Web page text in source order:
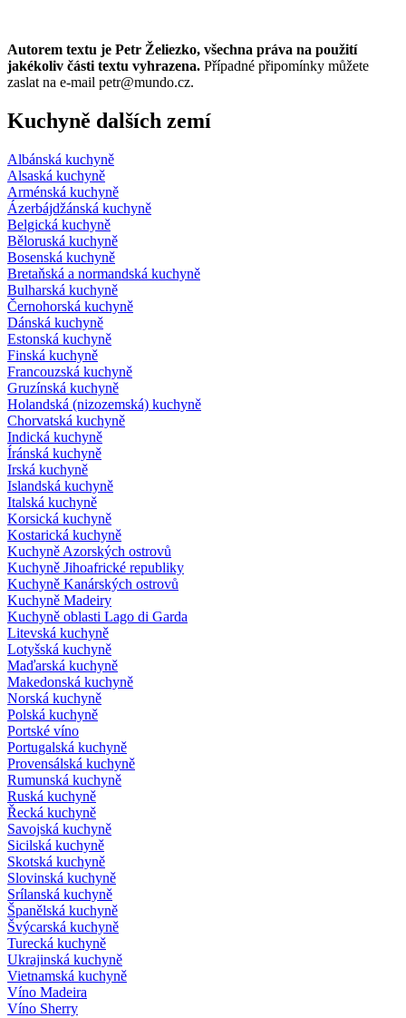
Autorem textu je Petr Želiezko, všechna práva na použití
jakékoliv části textu vyhrazena. Případné připomínky můžete
zaslat na e-mail petr@mundo.cz.
Kuchyně dalších zemí
Albánská kuchyně
Alsaská kuchyně
Arménská kuchyně
Ázerbájdžánská kuchyně
Belgická kuchyně
Běloruská kuchyně
Bosenská kuchyně
Bretaňská a normandská kuchyně
Bulharská kuchyně
Černohorská kuchyně
Dánská kuchyně
Estonská kuchyně
Finská kuchyně
Francouzská kuchyně
Gruzínská kuchyně
Holandská (nizozemská) kuchyně
Chorvatská kuchyně
Indická kuchyně
Íránská kuchyně
Irská kuchyně
Islandská kuchyně
Italská kuchyně
Korsická kuchyně
Kostarická kuchyně
Kuchyně Azorských ostrovů
Kuchyně Jihoafrické republiky
Kuchyně Kanárských ostrovů
Kuchyně Madeiry
Kuchyně oblasti Lago di Garda
Litevská kuchyně
Lotyšská kuchyně
Maďarská kuchyně
Makedonská kuchyně
Norská kuchyně
Polská kuchyně
Portské víno
Portugalská kuchyně
Provensálská kuchyně
Rumunská kuchyně
Ruská kuchyně
Řecká kuchyně
Savojská kuchyně
Sicilská kuchyně
Skotská kuchyně
Slovinská kuchyně
Srílanská kuchyně
Španělská kuchyně
Švýcarská kuchyně
Turecká kuchyně
Ukrajinská kuchyně
Vietnamská kuchyně
Víno Madeira
Víno Sherry